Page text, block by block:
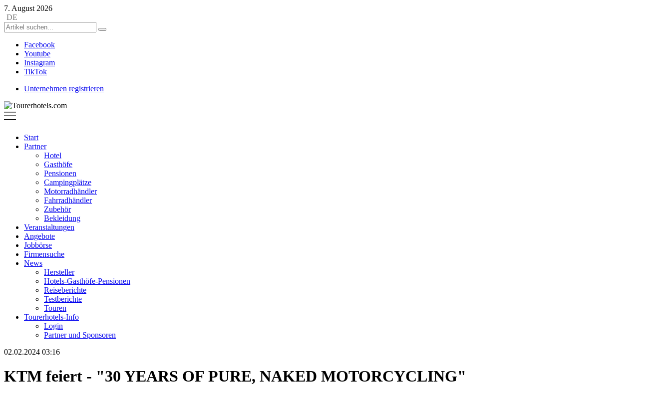
7. August 2026
DE
Facebook
Youtube
Instagram
TikTok
Unternehmen registrieren
Tourerhotels.com
Start
Partner
Hotel
Gasthöfe
Pensionen
Campingplätze
Motorradhändler
Fahrradhändler
Zubehör
Bekleidung
Veranstaltungen
Angebote
Jobbörse
Firmensuche
News
Hersteller
Hotels-Gasthöfe-Pensionen
Reiseberichte
Testberichte
Touren
Tourerhotels-Info
Login
Partner und Sponsoren
02.02.2024 03:16
KTM feiert - "30 YEARS OF PURE, NAKED MOTORCYCLING"